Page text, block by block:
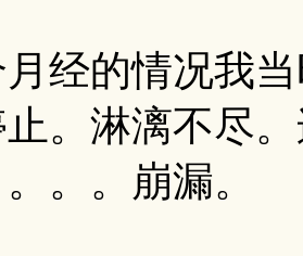
经的情况我
。淋漓不尽
。。崩漏。